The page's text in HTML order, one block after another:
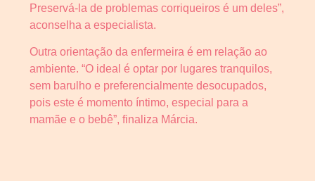
Preservá-la de problemas corriqueiros é um deles”,
aconselha a especialista.
Outra orientação da enfermeira é em relação ao
ambiente. “O ideal é optar por lugares tranquilos,
sem barulho e preferencialmente desocupados,
pois este é momento íntimo, especial para a
mamãe e o bebê”, finaliza Márcia.